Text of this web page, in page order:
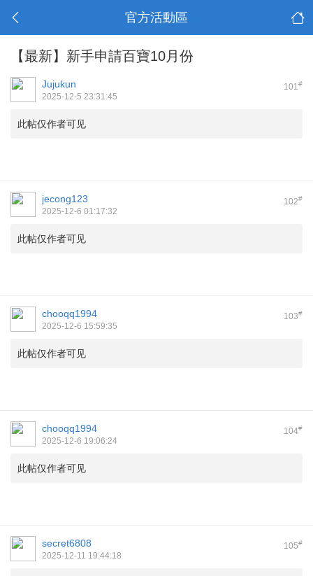
官方活動區
【最新】新手申請百寶10月份
101#
Jujukun
2025-12-5 23:31:45
此帖仅作者可见
102#
jecong123
2025-12-6 01:17:32
此帖仅作者可见
103#
chooqq1994
2025-12-6 15:59:35
此帖仅作者可见
104#
chooqq1994
2025-12-6 19:06:24
此帖仅作者可见
105#
secret6808
2025-12-11 19:44:18